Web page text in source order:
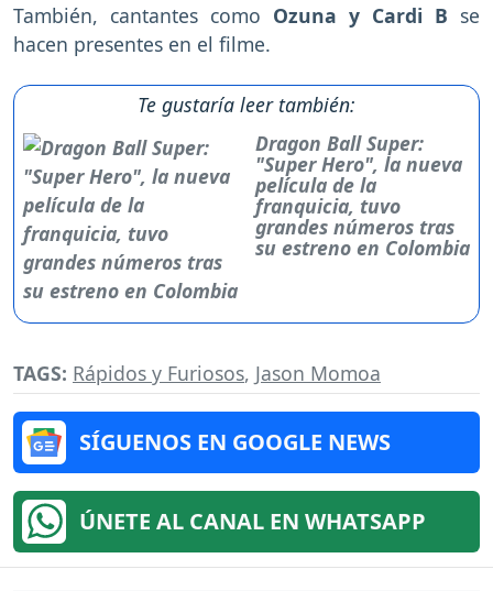
También, cantantes como Ozuna y Cardi B se
hacen presentes en el filme.
Te gustaría leer también:
Dragon Ball Super:
"Super Hero", la nueva
película de la
franquicia, tuvo
grandes números tras
su estreno en Colombia
TAGS: Rápidos y Furiosos, Jason Momoa
SÍGUENOS EN GOOGLE NEWS
ÚNETE AL CANAL EN WHATSAPP